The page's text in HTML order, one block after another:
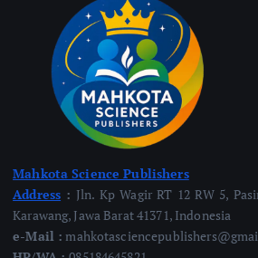
Mahkota Science Publishers
Address : Jln. Kp Wagir RT 12 RW 5,
Karawang, Jawa Barat 41371, Indonesia
e-Mail :